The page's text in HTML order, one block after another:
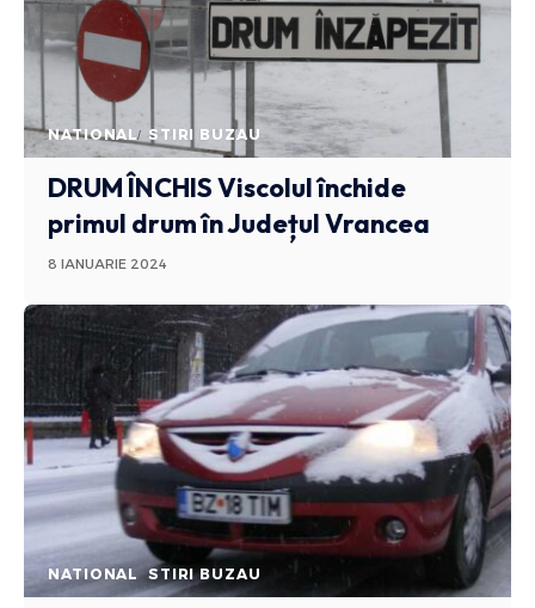
NATIONAL STIRI BUZAU
DRUM ÎNCHISViscolul închide
primul drum în Județul Vrancea
8 IANUARIE 2024
NATIONAL STIRI BUZAU